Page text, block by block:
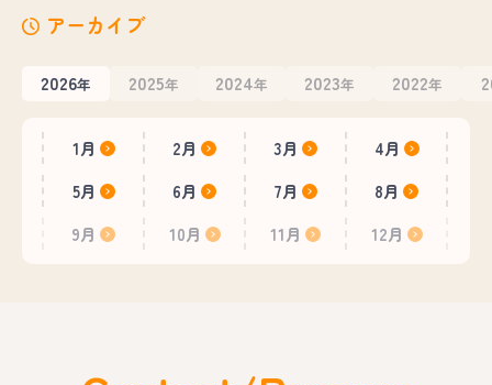
アーカイブ
2026年 2025年 2024年 2023年 2022年
1月 2月 3月
4月
5月
6月 7月
8月
9月
10月 11月 12月